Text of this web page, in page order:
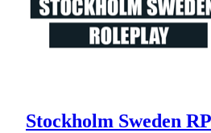
Stockholm Sweden RP